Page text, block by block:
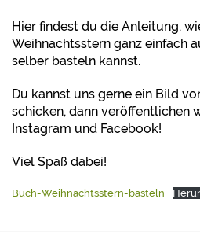
Hier findest du die Anleitung,
Weihnachtsstern ganz einfach
selber basteln kannst.
Du kannst uns gerne ein Bild
schicken, dann veröffentlichen
Instagram und Facebook!
Viel Spaß dabei!
Buch-Weihnachtsstern-basteln